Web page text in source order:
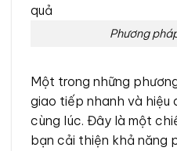
Phương
Một trong những
giao tiếp nhanh và hiệu
cùng lúc. Đây là một
bạn cải thiện khả năng